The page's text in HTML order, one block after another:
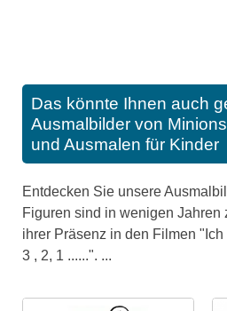
Das könnte Ihnen auch
Ausmalbilder von
und Ausmalen für Kinder
Entdecken Sie unsere
Figuren sind in wenigen Jahren
ihrer Präsenz in den Filmen
3 , 2, 1 ......". ...